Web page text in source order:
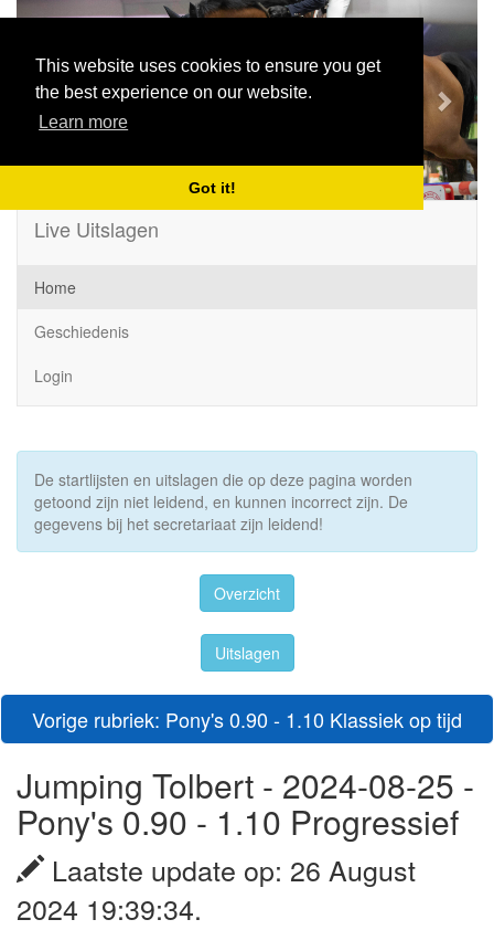
This website uses cookies to ensure you get
the best experience on our website.
Learn more
Got it!
Previous Next
Live Uitslagen
Home
Geschiedenis
Login
De startlijsten en uitslagen die op deze pagina worden
getoond zijn niet leidend, en kunnen incorrect zijn. De
gegevens bij het secretariaat zijn leidend!
Overzicht
Uitslagen
Vorige rubriek: Pony's 0.90 - 1.10 Klassiek op tijd
Jumping Tolbert - 2024-08-25 -
Pony's 0.90 - 1.10 Progressief
Laatste update op: 26 August
2024 19:39:34.